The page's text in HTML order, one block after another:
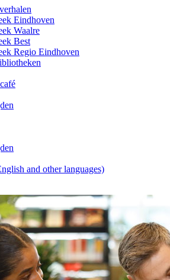
Eindhoven
Waalre
Best
Regio Eindhoven
and other languages)